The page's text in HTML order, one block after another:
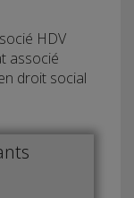
HDV
associé
droit social